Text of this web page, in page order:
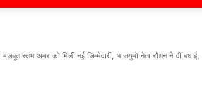
मजबूत स्तंभ अमर को मिली नई जिम्मेदारी, भाजयुमो नेता रौशन ने दी